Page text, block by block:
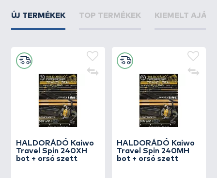
ÚJ TERMÉKEK TOP TERMÉKEK KIEMELT
HALDORÁDÓ Kaiwo
Travel Spin 240XH
bot + orsó szett
HALDORÁDÓ Kaiwo
Travel Spin 240MH
bot + orsó szett